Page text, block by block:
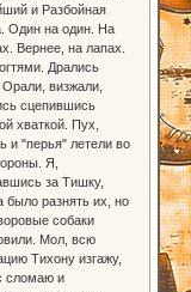
и Разбойная
Один на один. На
Вернее, на лапах.
Дрались
Орали, визжали,
сцепившись
хваткой. Пух,
и "перья" летели во
Я,
за Тишку,
было разнять их, но
собаки
Мол, всю
Тихону изгажу,
сломаю и